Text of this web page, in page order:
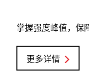
掌握强度峰值，保
更多详情